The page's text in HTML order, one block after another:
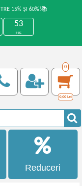
15% ȘI 60%!📚
53
sec
0
0,00 Lei
Reduceri